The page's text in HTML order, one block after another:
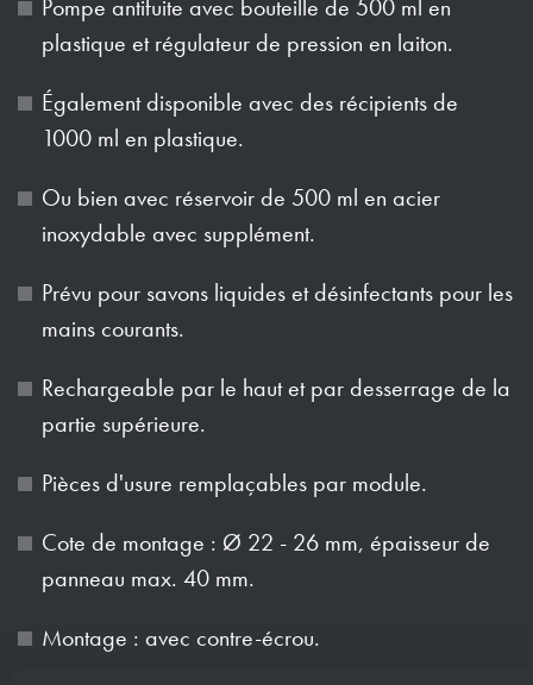
Pompe antifuite avec bouteille de 500 ml en
plastique et régulateur de pression en laiton.
Également disponible avec des récipients de
1000 ml en plastique.
Ou bien avec réservoir de 500 ml en acier
inoxydable avec supplément.
Prévu pour savons liquides et désinfectants pour les
mains courants.
Rechargeable par le haut et par desserrage de la
partie supérieure.
Pièces d'usure remplaçables par module.
Cote de montage : Ø 22 - 26 mm, épaisseur de
panneau max. 40 mm.
Montage : avec contre-écrou.